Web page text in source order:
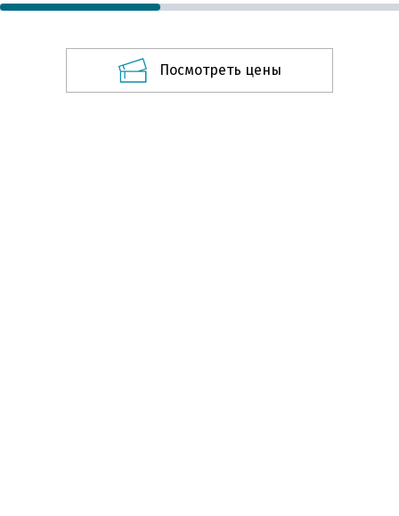
Посмотреть цены